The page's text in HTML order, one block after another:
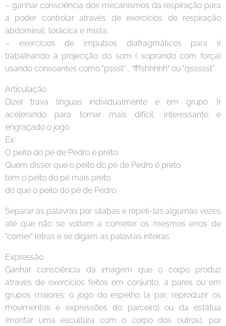
– ganhar consciência dos mecanismos da respiração para
a poder controlar através de exercícios de respiração
abdominal, torácica e mista;
– exercícios de impulsos diafragmáticos para ir
trabalhando a projecção do som ( soprando com força)
usando consoantes como "pssst" , "fffshhhhh" ou "qssssst".
Articulação
Dizer trava línguas individualmente e em grupo. Ir
acelerando para tornar mais difícil, interessante e
engraçado o jogo.
Ex:
O peito do pé de Pedro é preto.
Quem disser que o peito do pé de Pedro é preto
tem o peito do pé mais preto
do que o peito do pé de Pedro.
Separar as palavras por sílabas e repeti-las algumas vezes
até que não se voltem a cometer os mesmos erros de
"comer" letras e se digam as palavras inteiras.
Expressão
Ganhar consciência da imagem que o corpo produz
através de exercícios feitos em conjunto, a pares ou em
grupos maiores: o jogo do espelho (a par, reproduzir os
movimentos e expressões do parceiro) ou da estátua
(montar uma escultura com o corpo dos outros), por